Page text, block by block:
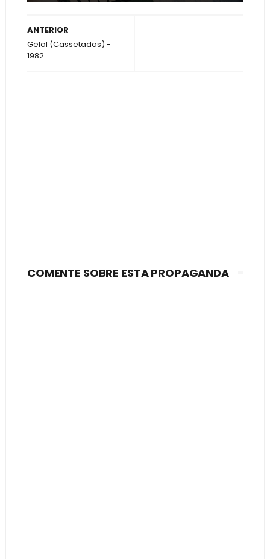
ANTERIOR
Gelol (Cassetadas) -
1982
COMENTE SOBRE ESTA PROPAGANDA